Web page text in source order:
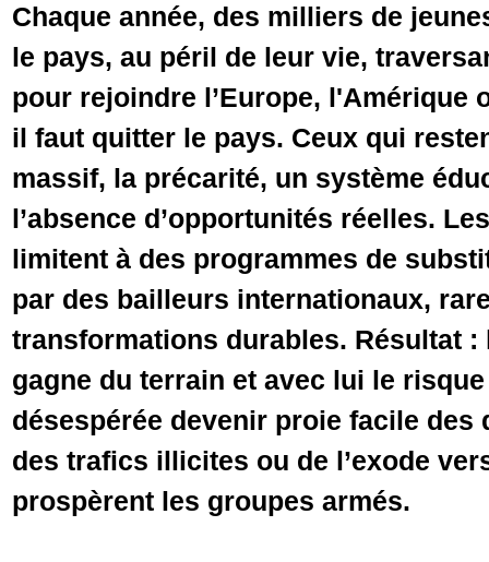
Chaque année, des milliers de
le pays, au péril de leur vie,
pour rejoindre l’Europe, l'Amérique
il faut quitter le pays. Ceux qui
massif, la précarité, un système
l’absence d’opportunités réelles.
limitent à des programmes de
par des bailleurs internationaux,
transformations durables. Résultat :
gagne du terrain et avec lui le
désespérée devenir proie facile
des trafics illicites ou de l’exode
prospèrent les groupes armés.